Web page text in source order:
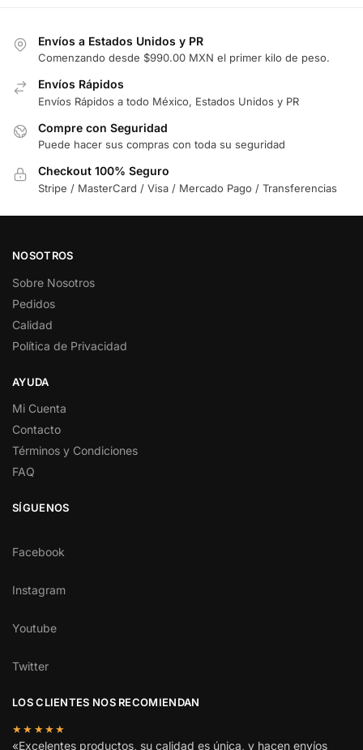
Envíos a Estados Unidos y PR
Comenzando desde $990.00 MXN el primer kilo de peso.
Envíos Rápidos
Envíos Rápidos a todo México, Estados Unidos y PR
Compre con Seguridad
Puede hacer sus compras con toda su seguridad
Checkout 100% Seguro
Stripe / MasterCard / Visa / Mercado Pago / Transferencias
NOSOTROS
Sobre Nosotros
Pedidos
Calidad
Política de Privacidad
AYUDA
Mi Cuenta
Contacto
Términos y Condiciones
FAQ
SÍGUENOS
Facebook
Instagram
Youtube
Twitter
LOS CLIENTES NOS RECOMIENDAN
★★★★★
«Excelentes productos, su calidad es única, y hacen envíos